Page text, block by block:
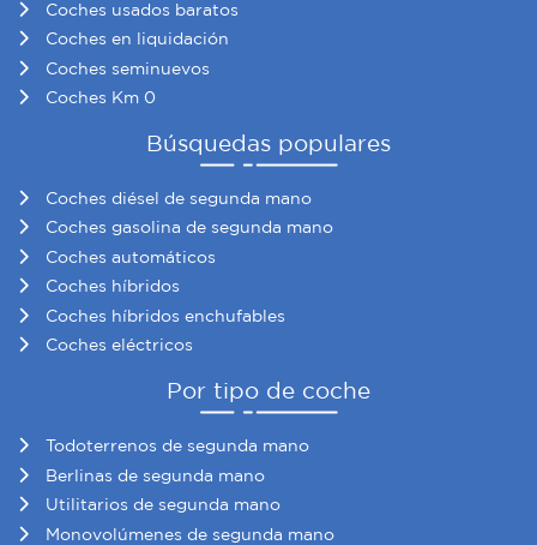
información sobre el uso que haga del sitio web con
nuestros partners de redes sociales, publicidad y análisis
web, quienes pueden combinarla con otra información
que les haya proporcionado o que hayan recopilado a
Coches usados baratos
Coches en liquidación
Coches seminuevos
Coches Km 0
Búsquedas populares
Coches diésel de segunda mano
Coches gasolina de segunda mano
Coches automáticos
Coches híbridos
Coches híbridos enchufables
Coches eléctricos
Por tipo de coche
Todoterrenos de segunda mano
Berlinas de segunda mano
Utilitarios de segunda mano
Monovolúmenes de segunda mano